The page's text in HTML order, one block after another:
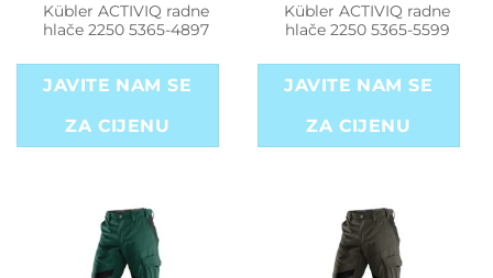
Kübler ACTIVIQ radne
hlače 2250 5365-4897
JAVITE NAM SE
ZA CIJENU
Kübler ACTIVIQ radne
hlače 2250 5365-5599
JAVITE NAM SE
ZA CIJENU